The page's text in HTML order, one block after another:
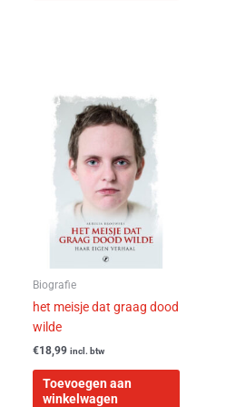
Biografie
het meisje dat graag dood
wilde
€18,99 incl. btw
Toevoegen aan
winkelwagen